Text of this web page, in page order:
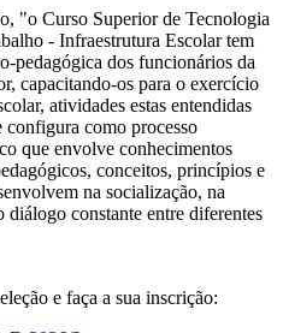
"o Curso Superior de Tecnologia
- Infraestrutura Escolar tem
pedagógica dos funcionários da
capacitando-os para o exercício
atividades estas entendidas
configura como processo
que envolve conhecimentos
conceitos, princípios e
na socialização, na
diálogo constante entre diferentes
e faça a sua inscrição: